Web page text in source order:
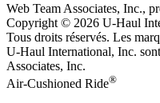
Web Team Associates, Inc.,
Copyright © 2026 U-Haul
Tous droits réservés. Les
U-Haul International, Inc.
Associates, Inc.
Air-Cushioned Ride®